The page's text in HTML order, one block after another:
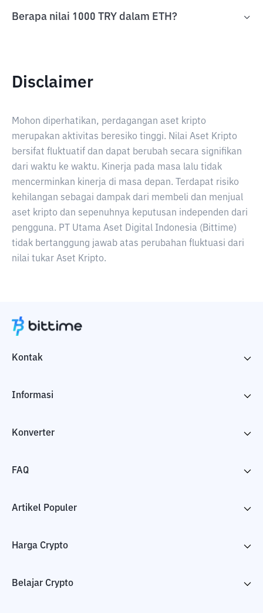
Berapa nilai 1000 TRY dalam ETH?
Disclaimer
Mohon diperhatikan, perdagangan aset kripto
merupakan aktivitas beresiko tinggi. Nilai Aset Kripto
bersifat fluktuatif dan dapat berubah secara signifikan
dari waktu ke waktu. Kinerja pada masa lalu tidak
mencerminkan kinerja di masa depan. Terdapat risiko
kehilangan sebagai dampak dari membeli dan menjual
aset kripto dan sepenuhnya keputusan independen dari
pengguna. PT Utama Aset Digital Indonesia (Bittime)
tidak bertanggung jawab atas perubahan fluktuasi dari
nilai tukar Aset Kripto.
Kontak
Informasi
Konverter
FAQ
Artikel Populer
Harga Crypto
Belajar Crypto